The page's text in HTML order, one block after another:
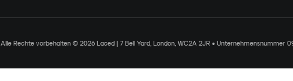
Alle Rechte vorbehalten © 2026 Laced | 7 Bell Yard, London, WC2A 2JR • Unternehmensnummer